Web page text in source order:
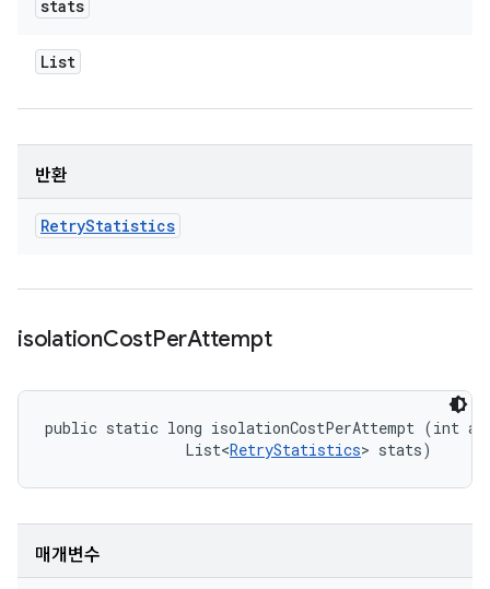
stats
List
반환
RetryStatistics
isolationCostPerAttempt
public static long isolationCostPerAttempt (int
                List<
RetryStatistics> stats)
매개변수